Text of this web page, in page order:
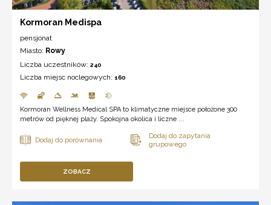
Kormoran Medispa
pensjonat
Miasto: Rowy
Liczba uczestników: 240
Liczba miejsc noclegowych: 160
Kormoran Wellness Medical SPA to klimatyczne miejsce położone 300
metrów od pięknej plaży. Spokojna okolica i liczne ...
ZOBACZ